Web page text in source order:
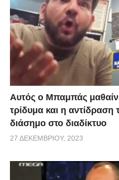
Αυτός ο Μπαμπάς
τρίδυμα και η αντίδραση
διάσημο στο διαδίκτυο
27 ΔΕΚΕΜΒΡΊΟΥ, 2023